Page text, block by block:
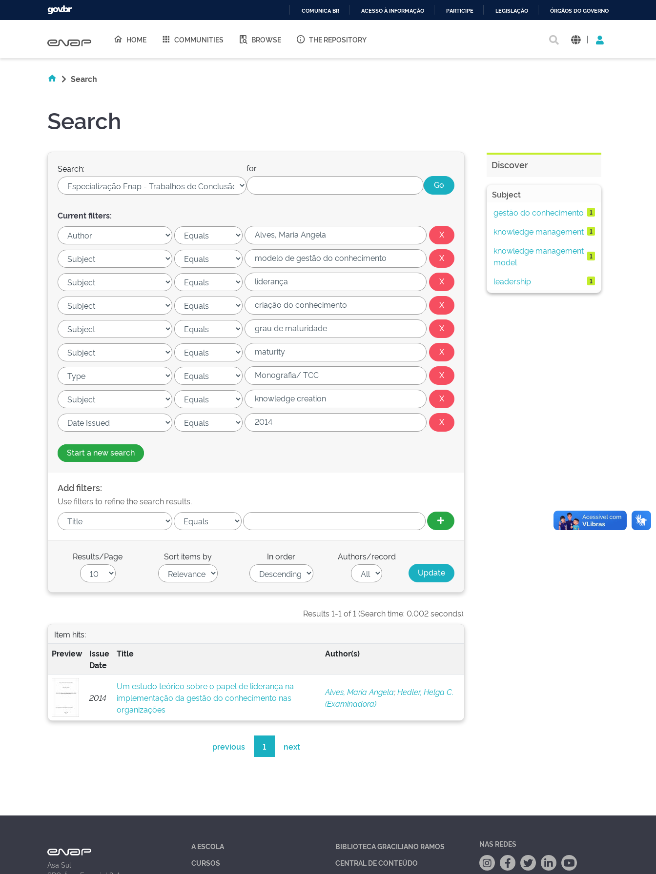
O
COMUNICA BR ACESSO À INFORMAÇÃO PARTICIPE LEGISLAÇÃO ÓRGÃOS DO GOVERNO
HOME COMMUNITIES BROWSE THE REPOSITORY |
Search
Search
Search: for
Current filters:
Start a new search
Add filters:
Use filters to refine the search results.
Results/Page Sort items by In order Authors/record
Results 1-1 of 1 (Search time: 0.002 seconds).
Item hits:
Preview
Issue
Date
Title Author(s)
2014
Um estudo teórico sobre o papel de liderança na
implementação da gestão do conhecimento nas
organizações
Alves, Maria Angela;Hedler, Helga C.
(Examinadora)
previous 1 next
Discover
Subject
gestão do conhecimento
1
knowledge management 1
knowledge management
model
1
leadership 1
Asa Sul
A ESCOLA
CURSOS
BIBLIOTECA GRACILIANO RAMOS
CENTRAL DE CONTEÚDO
NAS REDES